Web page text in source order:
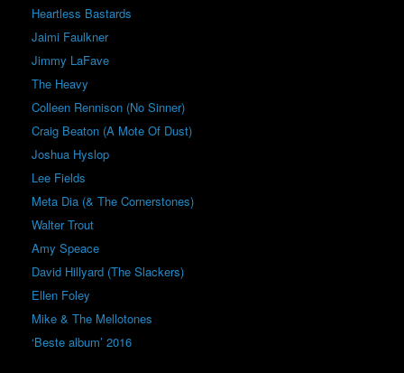
Heartless Bastards
Jaimi Faulkner
Jimmy LaFave
The Heavy
Colleen Rennison (No Sinner)
Craig Beaton (A Mote Of Dust)
Joshua Hyslop
Lee Fields
Meta Dia (& The Cornerstones)
Walter Trout
Amy Speace
David Hillyard (The Slackers)
Ellen Foley
Mike & The Mellotones
‘Beste album’ 2016